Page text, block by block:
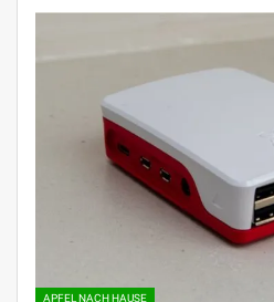
APFEL NACH HAUSE